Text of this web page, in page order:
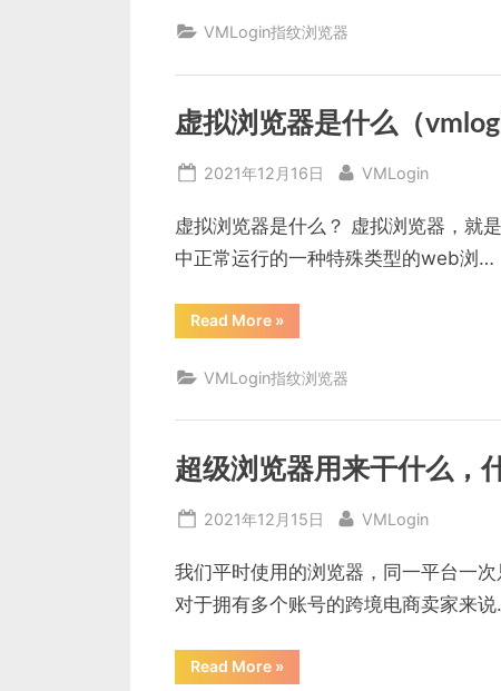
VMLogin指纹浏览器
虚拟浏览器是什么（
Posted
2021年12月16日 By
VMLogin
虚拟浏览器是什么？ 虚拟浏览器，就
中正常运行的一种特殊类型的web浏…
Read More“虚
拟
器
虚
拟
器
用）”
»
VMLogin指纹浏览器
超级浏览器用来干什么，
Posted
2021年12月15日 By
VMLogin
我们平时使用的浏览器，同一平台一
对于拥有多个账号的跨境电商卖家来
Read More“超
级
»